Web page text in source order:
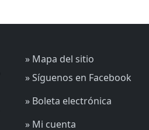
» Mapa del sitio
» Síguenos en Facebook
» Boleta electrónica
» Mi cuenta